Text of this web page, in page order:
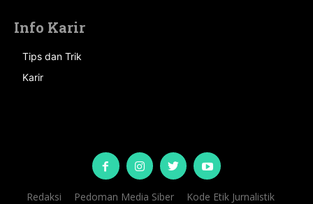
Info Karir
Tips dan Trik
Karir
Redaksi Pedoman Media Siber
Kode Etik Jurnalistik